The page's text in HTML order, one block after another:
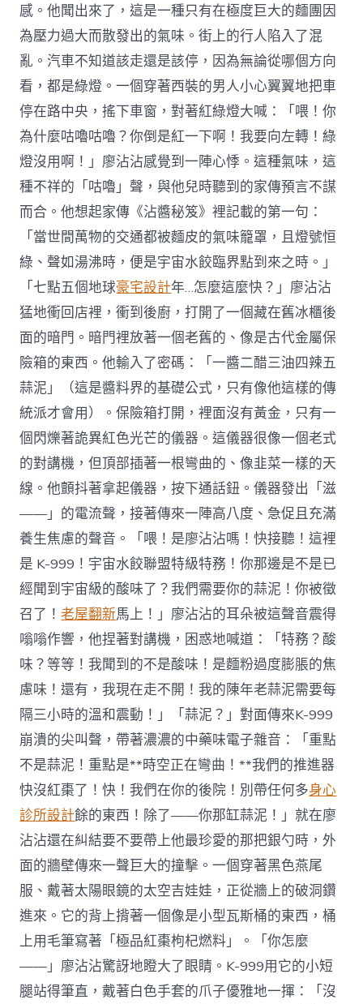
感。他聞出來了，這是一種只有在極度巨大的麵團因
為壓力過大而散發出的氣味。街上的行人陷入了混
亂。汽車不知道該走還是該停，因為無論從哪個方向
看，都是綠燈。一個穿著西裝的男人小心翼翼地把車
停在路中央，搖下車窗，對著紅綠燈大喊：「喂！你
為什麼咕嚕咕嚕？你倒是紅一下啊！我要向左轉！綠
燈沒用啊！」廖沾沾感覺到一陣心悸。這種氣味，這
種不祥的「咕嚕」聲，與他兒時聽到的家傳預言不謀
而合。他想起家傳《沾醬秘笈》裡記載的第一句：
「當世間萬物的交通都被麵皮的氣味籠罩，且燈號恒
綠、聲如湯沸時，便是宇宙水餃臨界點到來之時。」
「七點五個地球豪宅設計年…怎麼這麼快？」廖沾沾
猛地衝回店裡，衝到後廚，打開了一個藏在舊冰櫃後
面的暗門。暗門裡放著一個老舊的、像是古代金屬保
險箱的東西。他輸入了密碼：「一醬二醋三油四辣五
蒜泥」（這是醬料界的基礎公式，只有像他這樣的傳
統派才會用）。保險箱打開，裡面沒有黃金，只有一
個閃爍著詭異紅色光芒的儀器。這儀器很像一個老式
的對講機，但頂部插著一根彎曲的、像韭菜一樣的天
線。他顫抖著拿起儀器，按下通話鈕。儀器發出「滋
——」的電流聲，接著傳來一陣高八度、急促且充滿
養生焦慮的聲音。「喂！是廖沾沾嗎！快接聽！這裡
是 K-999！宇宙水餃聯盟特級特務！你那邊是不是已
經聞到宇宙級的酸味了？我們需要你的蒜泥！你被徵
召了！老屋翻新馬上！」廖沾沾的耳朵被這聲音震得
嗡嗡作響，他捏著對講機，困惑地喊道：「特務？酸
味？等等！我聞到的不是酸味！是麵粉過度膨脹的焦
慮味！還有，我現在走不開！我的陳年老蒜泥需要每
隔三小時的溫和震動！」「蒜泥？」對面傳來K-999
崩潰的尖叫聲，帶著濃濃的中藥味電子雜音：「重點
不是蒜泥！重點是**時空正在彎曲！**我們的推進器
快沒紅棗了！快！我們在你的後院！別帶任何多身心
診所設計餘的東西！除了——你那缸蒜泥！」就在廖
沾沾還在糾結要不要帶上他最珍愛的那把銀勺時，外
面的牆壁傳來一聲巨大的撞擊。一個穿著黑色燕尾
服、戴著太陽眼鏡的太空吉娃娃，正從牆上的破洞鑽
進來。它的背上揹著一個像是小型瓦斯桶的東西，桶
上用毛筆寫著「極品紅棗枸杞燃料」。「你怎麼
——」廖沾沾驚訝地瞪大了眼睛。K-999用它的小短
腿站得筆直，戴著白色手套的爪子優雅地一揮：「沒